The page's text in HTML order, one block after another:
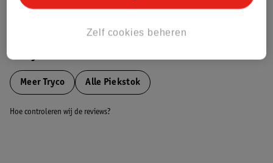
Bestel & Bezorginformatie
Bekijk ook
MeerTryco Alle Piekstok
Hoe controleren wij de reviews?
Zelf cookies beheren